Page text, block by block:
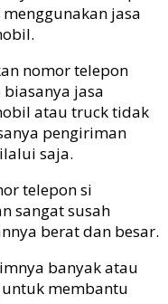
jasa
nomor telepon
jasa
atau truck tidak
pengiriman
saja.
telepon si
sangat susah
berat dan besar.
banyak atau
membantu